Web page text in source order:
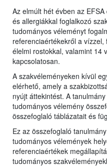
Az elmúlt hét évben az
és allergiákkal foglalkozó
tudományos véleményt
referenciaértékekről a
élelmi rostokkal, valamint 14
kapcsolatosan.
A szakvéleményeken kívül
elérhető, amely a
nyújt áttekintést. A
tudományos vélemény
összefoglaló táblázatait és
Ez az összefoglaló
tudományos vélemények
referenciaértékek
tudományos